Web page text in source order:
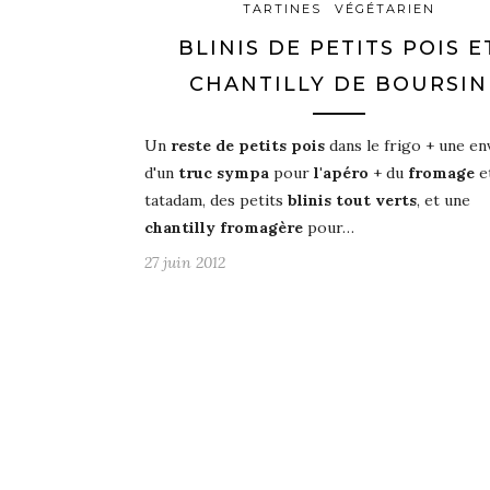
TARTINES
VÉGÉTARIEN
BLINIS DE PETITS POIS
CHANTILLY DE BOURSIN
Un reste de petits pois dans le frigo + une
d'un truc sympa pour l'apéro + du fromage
tatadam, des petits blinis tout verts, et une
chantilly fromagère pour…
27 juin 2012